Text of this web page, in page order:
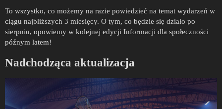
To wszystko, co możemy na razie powiedzieć na temat wydarzeń w
ciągu najbliższych 3 miesięcy. O tym, co będzie się działo po
sierpniu, opowiemy w kolejnej edycji Informacji dla społeczności
późnym latem!
Nadchodząca aktualizacja